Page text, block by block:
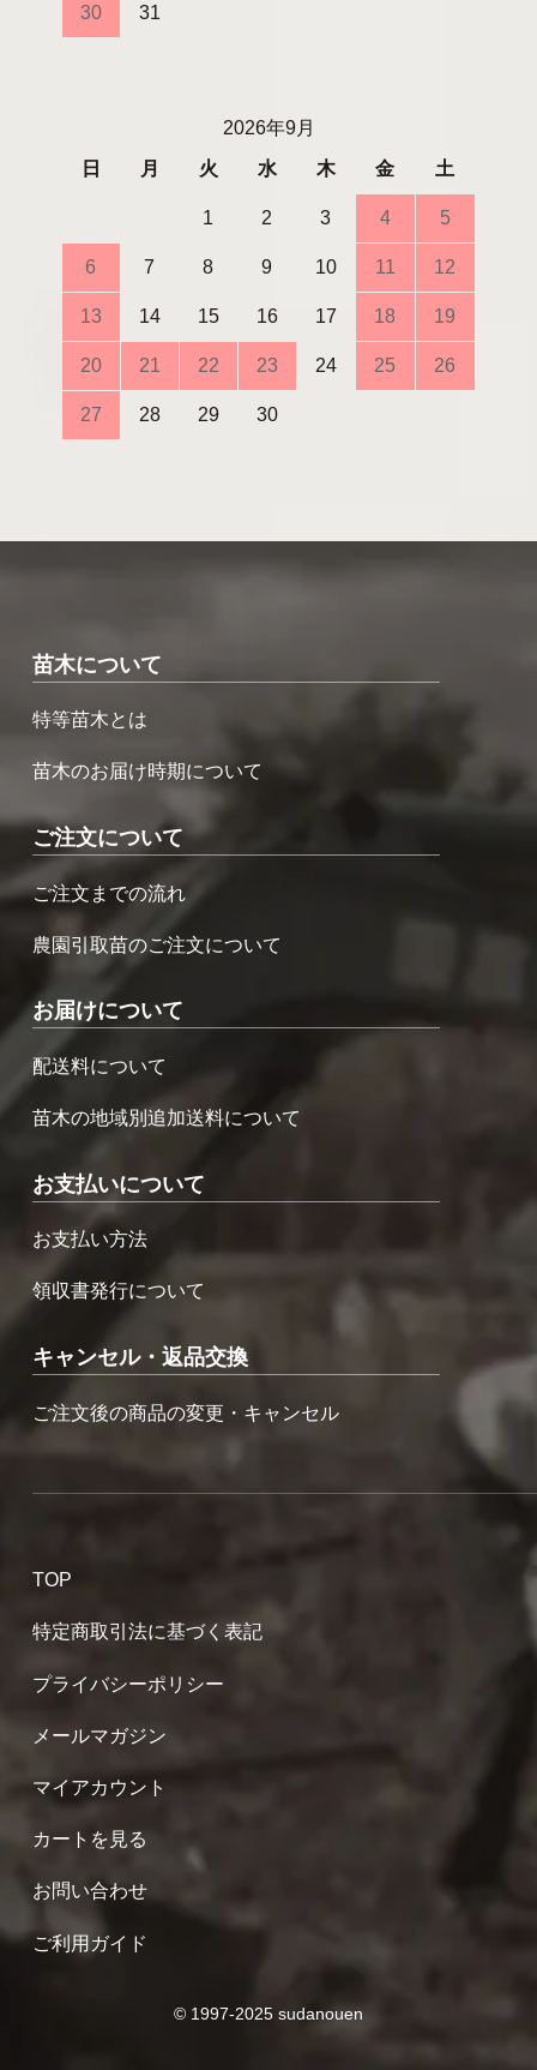
30 31
2026年9月
日
月 火 水 木 金 土
1 2 3 4 5
6 7 8 9 10 11 12
13 14 15 16 17 18 19
20 21 22 23 24 25 26
27 28 29 30
苗木について
特等苗木とは
苗木のお届け時期について
ご注文について
ご注文までの流れ
農園引取苗のご注文について
お届けについて
配送料について
苗木の地域別追加送料について
お支払いについて
お支払い方法
領収書発行について
キャンセル・返品交換
ご注文後の商品の変更・キャンセル
TOP
特定商取引法に基づく表記
プライバシーポリシー
メールマガジン
マイアカウント
カートを見る
お問い合わせ
ご利用ガイド
© 1997-2025 sudanouen